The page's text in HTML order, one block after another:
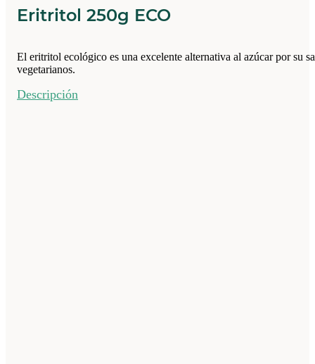
Eritritol 250g ECO
El eritritol ecológico es una excelente alternativa al azúcar por su
vegetarianos.
Descripción